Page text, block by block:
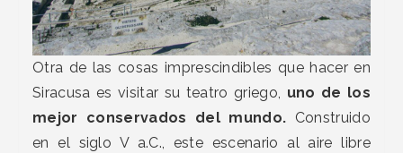
Otra de las cosas imprescindibles que hacer en
Siracusa es visitar su teatro griego, uno de los
mejor conservados del mundo. Construido
en el siglo V a.C., este escenario al aire libre